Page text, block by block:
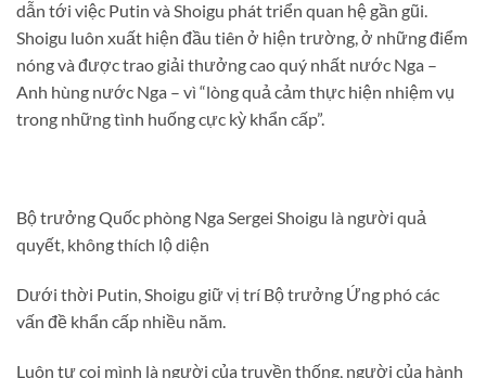
dẫn tới việc Putin và Shoigu phát triển quan hệ gần gũi.
Shoigu luôn xuất hiện đầu tiên ở hiện trường, ở những điểm
nóng và được trao giải thưởng cao quý nhất nước Nga –
Anh hùng nước Nga – vì “lòng quả cảm thực hiện nhiệm vụ
trong những tình huống cực kỳ khẩn cấp”.
Bộ trưởng Quốc phòng Nga Sergei Shoigu là người quả
quyết, không thích lộ diện
Dưới thời Putin, Shoigu giữ vị trí Bộ trưởng Ứng phó các
vấn đề khẩn cấp nhiều năm.
Luôn tự coi mình là người của truyền thống, người của hành